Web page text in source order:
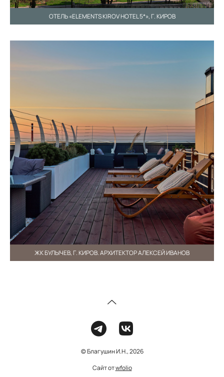
ОТЕЛЬ «ELEMENTS KIROV HOTEL 5*», Г. КИРОВ
ЖК БУЛЫЧЕВ, Г. КИРОВ. АРХИТЕКТОР АЛЕКСЕЙ ИВАНОВ
© Благушин И.Н., 2026
Сайт отwfolio